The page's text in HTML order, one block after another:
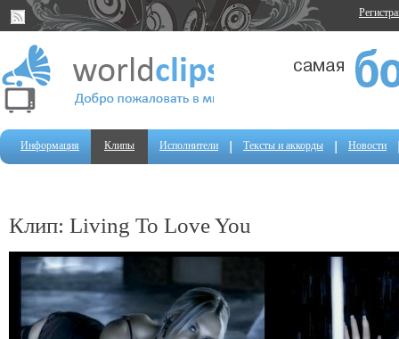
Информация Клипы Исполнители Тексты и аккорды Новости
Клип: Living To Love You